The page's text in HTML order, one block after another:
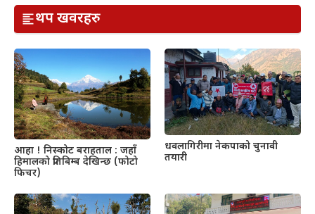
थप खवरहरु
आहा ! निस्कोट बराहताल : जहाँ
हिमालको प्रतिबिम्ब देखिन्छ (फोटो
फिचर)
धवलागिरीमा नेकपाको चुनावी
तयारी